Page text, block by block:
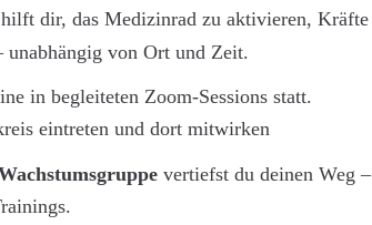
dir, das Medizinrad zu aktivieren, Kräfte
unabhängig von Ort und Zeit.
in begleiteten Zoom-Sessions statt.
eintreten und dort mitwirken
vertiefst du deinen Weg –